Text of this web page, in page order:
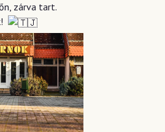
zárva tart.